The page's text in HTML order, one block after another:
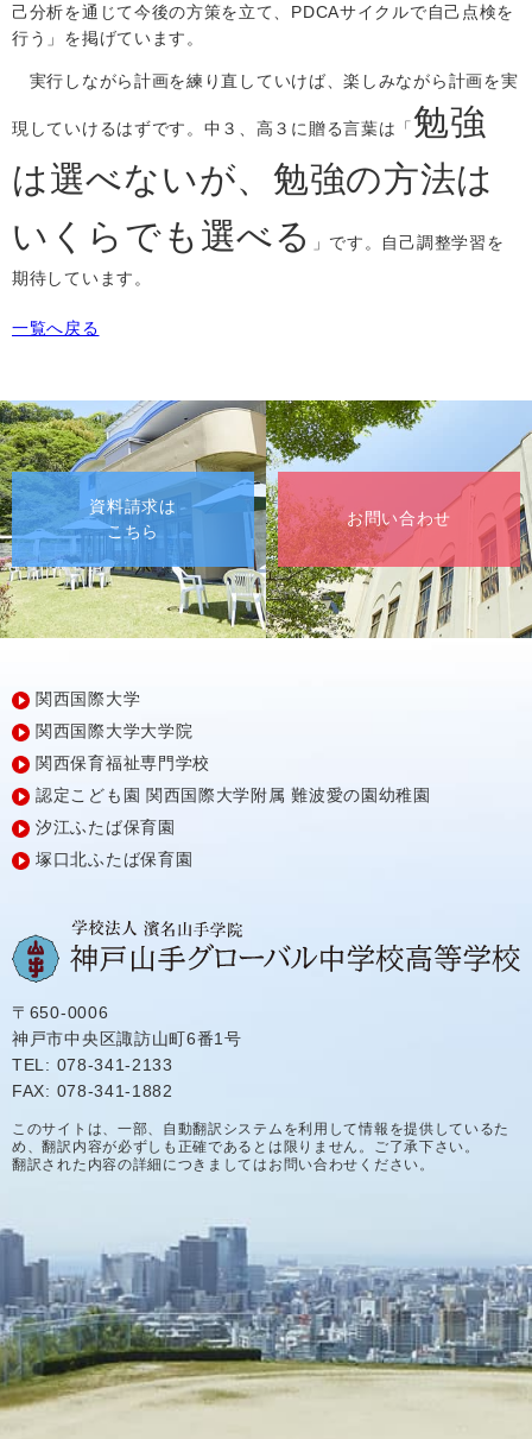
己分析を通じて今後の方策を立て、 PDCAサイクルで自己点検を
行う」を掲げています。
実行しながら計画を練り直していけば、楽しみながら計画を実
現していけるはずです。中３、高３に贈る言葉は 「勉強
は選べないが、勉強の方法は
いくらでも選べる
」 です。自己調整学習を
期待しています。
一覧へ戻る
資料請求は
こちら
お問い合わせ
関西国際大学
関西国際大学大学院
関西保育福祉専門学校
認定こども園 関西国際大学附属 難波愛の園幼稚園
汐江ふたば保育園
塚口北ふたば保育園
〒650-0006
神戸市中央区諏訪山町6番1号
TEL: 078-341-2133
FAX: 078-341-1882
このサイトは、一部、自動翻訳システムを利用して情報を提供しているた
め、翻訳内容が必ずしも正確であるとは限りません。ご了承下さい。
翻訳された内容の詳細につきましてはお問い合わせください。